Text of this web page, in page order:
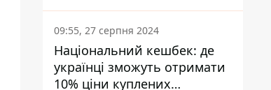
09:55, 27 серпня 2024
Національний кешбек: де
українці зможуть отримати
10% ціни куплених